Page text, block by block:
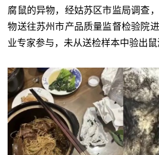
腐鼠的异物，经姑苏区市监局调查
物送往苏州市产品质量监督检验院
业专家参与，未从送检样本中验出鼠